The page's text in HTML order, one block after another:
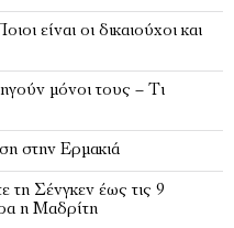
είναι οι δικαιούχοι και
μόνοι τους – Τι
στην Ερμακιά
τη Σένγκεν έως τις 9
η Μαδρίτη